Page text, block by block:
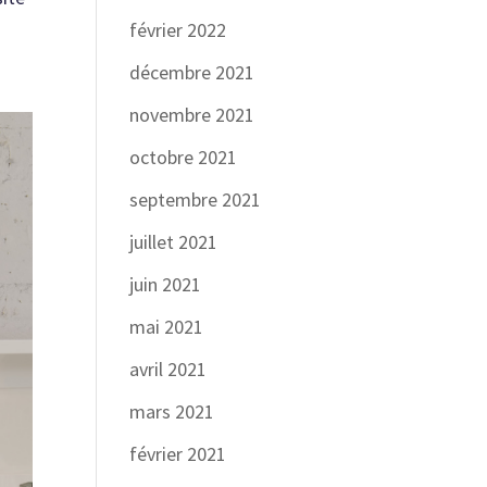
février 2022
décembre 2021
novembre 2021
octobre 2021
septembre 2021
juillet 2021
juin 2021
mai 2021
avril 2021
mars 2021
février 2021